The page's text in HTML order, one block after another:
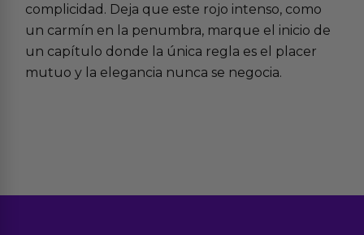
complicidad. Deja que este rojo intenso, como
un carmín en la penumbra, marque el inicio de
un capítulo donde la única regla es el placer
mutuo y la elegancia nunca se negocia.